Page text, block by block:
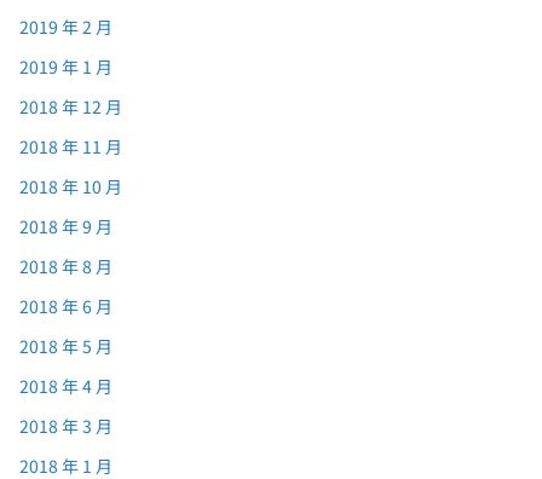
2019 年 2 月
2019 年 1 月
2018 年 12 月
2018 年 11 月
2018 年 10 月
2018 年 9 月
2018 年 8 月
2018 年 6 月
2018 年 5 月
2018 年 4 月
2018 年 3 月
2018 年 1 月